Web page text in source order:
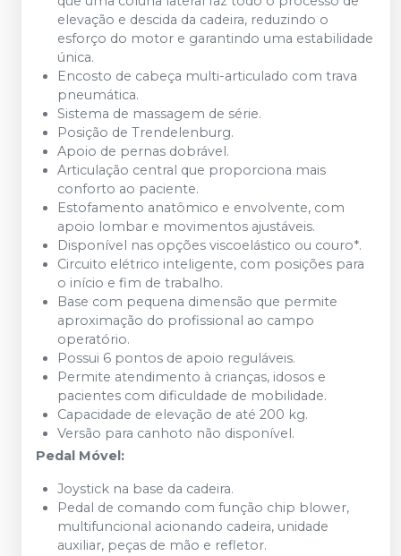
elevação e descida da cadeira, reduzindo o
esforço do motor e garantindo uma estabilidade
única.
Encosto de cabeça multi-articulado com trava
pneumática.
Sistema de massagem de série.
Posição de Trendelenburg.
Apoio de pernas dobrável.
Articulação central que proporciona mais
conforto ao paciente.
Estofamento anatômico e envolvente, com
apoio lombar e movimentos ajustáveis.
Disponível nas opções viscoelástico ou couro*.
Circuito elétrico inteligente, com posições para
o início e fim de trabalho.
Base com pequena dimensão que permite
aproximação do profissional ao campo
operatório.
Possui 6 pontos de apoio reguláveis.
Permite atendimento à crianças, idosos e
pacientes com dificuldade de mobilidade.
Capacidade de elevação de até 200 kg.
Versão para canhoto não disponível.
Pedal Móvel:
Joystick na base da cadeira.
Pedal de comando com função chip blower,
multifuncional acionando cadeira, unidade
auxiliar, peças de mão e refletor.